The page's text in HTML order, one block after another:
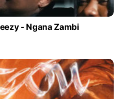
- Ngana Zambi